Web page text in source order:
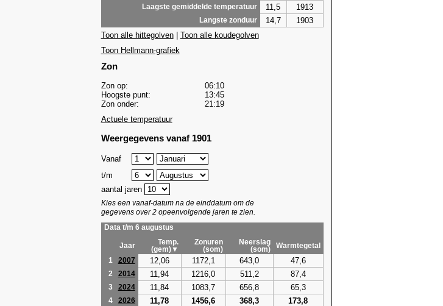
Laagste gemiddelde temperatuur 11,5 1913
Langste zonduur 14,7
1903
Toon alle hittegolven| Toon alle koudegolven
Toon Hellmann-grafiek
Zon
Zon op:
06:10
Hoogste punt:
13:45
Zon onder:
21:19
Actuele temperatuur
Weergegevens vanaf 1901
Vanaf
t/m
aantal jaren
Kies een vanaf-datum na de einddatum om de
gegevens over 2 opeenvolgende jaren te zien.
Data t/m 6 augustus
Jaar
Temp.
(gem)▼
Zonuren
(som)
Neerslag
(som)
Warmtegetal
1
2007 12,06 1172,1 643,0 47,6
2 2014 11,94 1216,0 511,2 87,4
3 2024 11,84 1083,7 656,8 65,3
4 2026 11,78 1456,6 368,3 173,8